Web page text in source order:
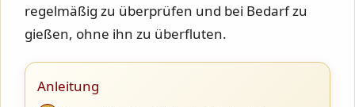
regelmäßig zu überprüfen und bei Bedarf zu
gießen, ohne ihn zu überfluten.
Anleitung